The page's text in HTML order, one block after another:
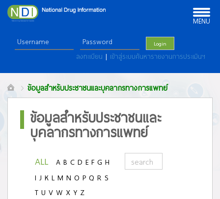
Toggle
navigation
MENU
Login
ลงทะเบียน | เข้าสู่ระบบค้นหารายงานการประเมินฯ
ข้อมูลสำหรับประชาชนและบุคลากรทางการแพทย์
ข้อมูลสำหรับประชาชนและ
บุคลากรทางการแพทย์
ALL A B C D E F G H
I J K L M N O P Q R S
T U V W X Y Z